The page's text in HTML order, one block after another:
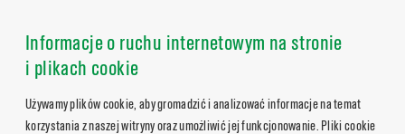
Informacje o ruchu internetowym na stronie
i plikach cookie
Używamy plików cookie, aby gromadzić i analizować informacje na temat
korzystania z naszej witryny oraz umożliwić jej funkcjonowanie. Pliki cookie